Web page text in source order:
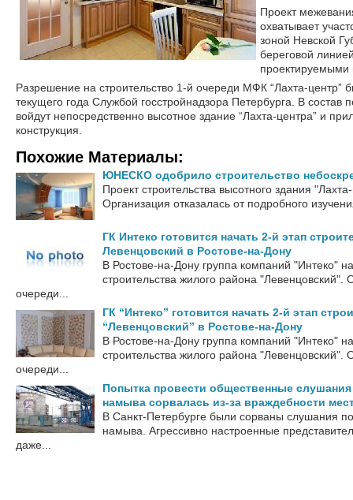
Проект
охватывает
зоной Невской
береговой
Разрешение на строительство 1-й очереди МФК “Лахта-центр”
текущего года Службой госстройнадзора Петербурга. В состав
войдут непосредственно высотное здание “Лахта-центра” и
конструкция.
Похожие Материалы:
ЮНЕСКО одобрило строительство
Проект строительства высотного здания
Организация отказалась от подробного
ГК Интеко готовится начать 2-й этап
Левенцовский в Ростове-на-Дону
В Ростове-на-Дону группа компаний "Интеко"
строительства жилого района
очереди...
ГК “Интеко” готовится начать 2-й этап
“Левенцовский” в Ростове-на-Дону
В Ростове-на-Дону группа компаний "Интеко"
строительства жилого района
очереди...
Попытка провести общественные
намыва сорвалась из-за враждебности
В Санкт-Петербурге были сорваны слушания
намыва. Агрессивно настроенные
даже...